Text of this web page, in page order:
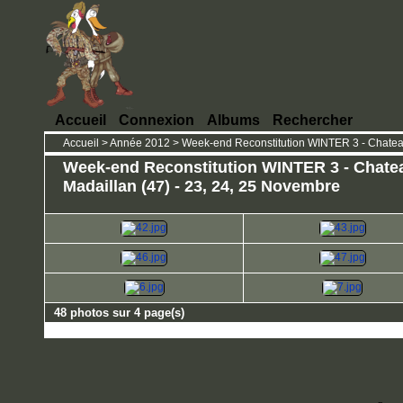
Accueil Connexion Albums Rechercher
Accueil >Année 2012 > Week-end Reconstitution WINTER 3 -
Week-end Reconstitution WINTER 3 -
Madaillan (47) - 23, 24, 25 Novembre
48 photos sur 4 page(s)